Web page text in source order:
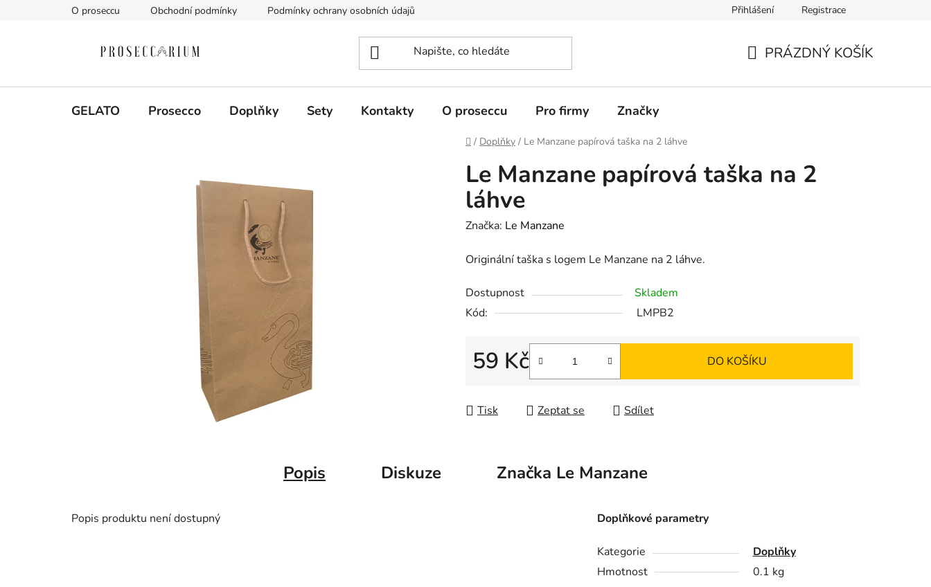
O proseccu Obchodní podmínky Podmínky ochrany osobních údajů Přihlášení Registrace
PRÁZDNÝ KOŠÍK
GELATO Prosecco Doplňky Sety Kontakty O proseccu Pro firmy Značky
Domů
/ Doplňky / Le Manzane papírová taška na 2 láhve
Le Manzane papírová taška na 2
láhve
Značka: Le Manzane
Originální taška s logem Le Manzane na 2 láhve.
Dostupnost
Skladem
Kód:
LMPB2
59 Kč
Měrná cena:
DO KOŠÍKU
Tisk Zeptat se Sdílet
Popis Diskuze Značka Le Manzane
Popis produktu není dostupný Doplňkové parametry
Kategorie
Doplňky
Hmotnost
0.1 kg